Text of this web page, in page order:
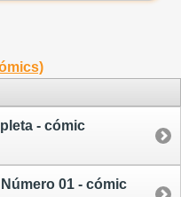
- cómic
01 - cómic